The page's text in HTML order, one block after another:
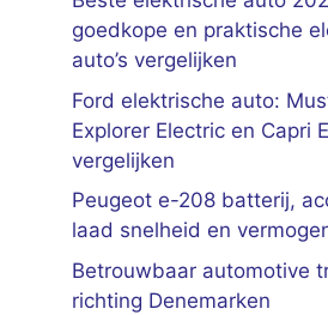
goedkope en praktische
auto’s vergelijken
Ford elektrische auto:
Explorer Electric en Capri
vergelijken
Peugeot e-208 batterij,
laad snelheid en
Betrouwbaar automotive
richting Denemarken